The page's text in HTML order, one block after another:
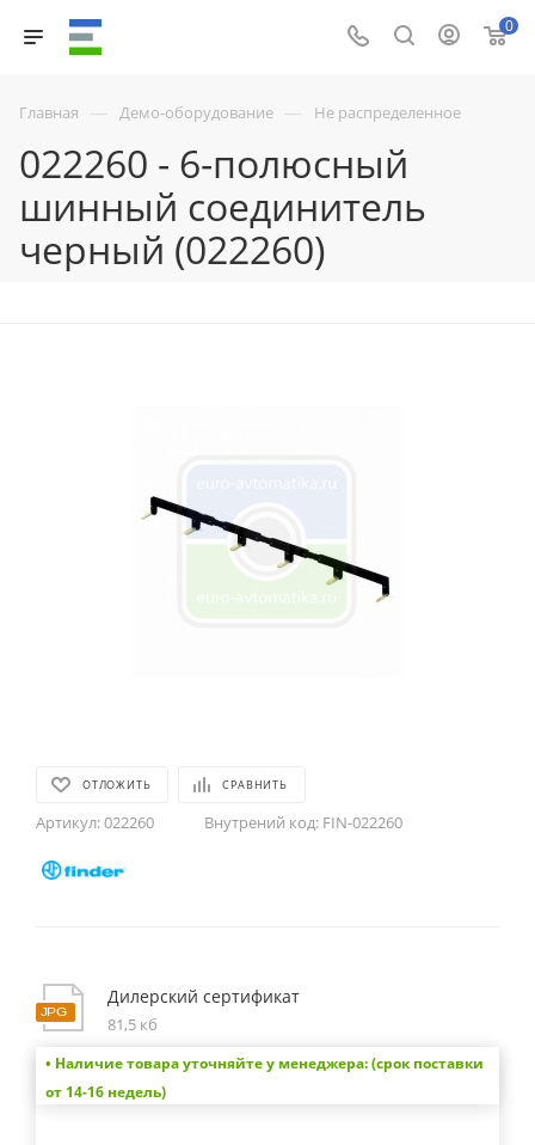
0
Главная — Демо-оборудование — Не распределенное
022260 - 6-полюсный
шинный соединитель
черный (022260)
ОТЛОЖИТЬ СРАВНИТЬ
Артикул:022260 Внутрений код: FIN-022260
Дилерский сертификат
81,5 кб
• Наличие товара уточняйте у менеджера: (срок поставки
от 14-16 недель)